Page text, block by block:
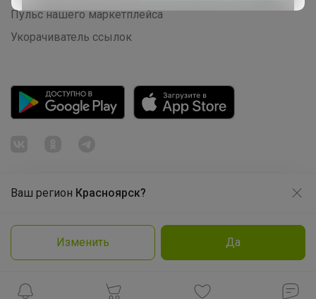
Ваш регион Красноярск?
Изменить Да
Пульс нашего маркетплейса
Укорачиватель ссылок
Политика конфиденциальности
Cоглашение пользователя
Школьные брюки со скидкой 65%
Продолжая использовать этот сайт и нажимая кнопку
Принять